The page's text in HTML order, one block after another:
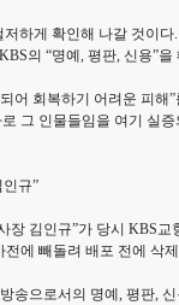
하게 확인해 나갈 것이
의 “명예, 평판, 신용”을
어 회복하기 어려운 피
그 인물들임을 여기 실
규”
장 김인규”가 당시 KBS
에 빼돌려 배포 전에 삭
송으로서의 명예, 평판,